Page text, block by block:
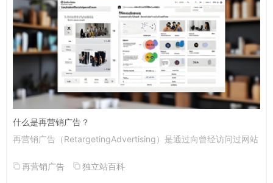
什么是再营销广告？
再营销广告（RetargetingAdvertising）是通过向曾经访问过网站
再营销广告 独立站百科